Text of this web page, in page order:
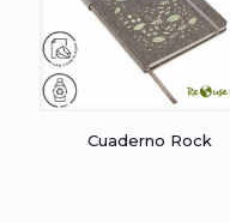
Cuaderno Rock